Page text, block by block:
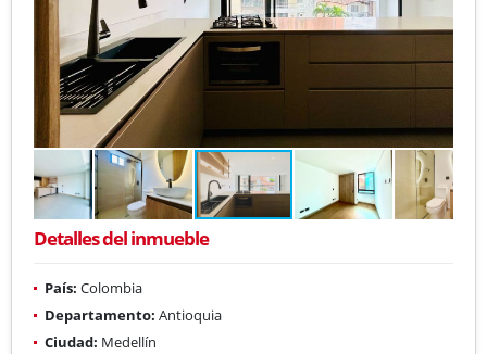
Detalles del inmueble
País: Colombia
Departamento: Antioquia
Ciudad: Medellín